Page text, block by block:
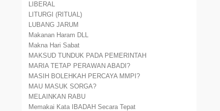
LIBERAL
LITURGI (RITUAL)
LUBANG JARUM
Makanan Haram DLL
Makna Hari Sabat
MAKSUD TUNDUK PADA PEMERINTAH
MARIA TETAP PERAWAN ABADI?
MASIH BOLEHKAH PERCAYA MMPI?
MAU MASUK SORGA?
MELAINKAN RABU
Memakai Kata IBADAH Secara Tepat